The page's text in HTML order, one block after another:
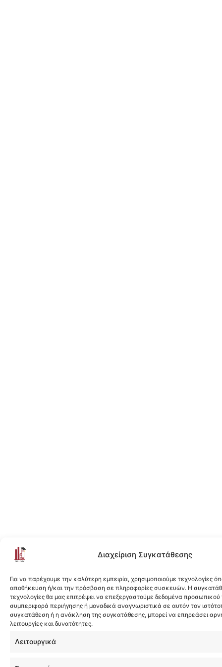
Διαχείριση Συγκατάθεσης
Για να παρέχουμε την καλύτερη εμπειρία, χρησιμοποιούμε τεχνολογίες
αποθήκευση ή/και την πρόσβαση σε πληροφορίες συσκευών. Η
τεχνολογίες θα μας επιτρέψει να επεξεργαστούμε δεδομένα
συμπεριφορά περιήγησης ή μοναδικά αναγνωριστικά σε αυτόν τον
συγκατάθεση ή η ανάκληση της συγκατάθεσης, μπορεί να επηρεάσει
λειτουργίες και δυνατότητες.
Λειτουργικά